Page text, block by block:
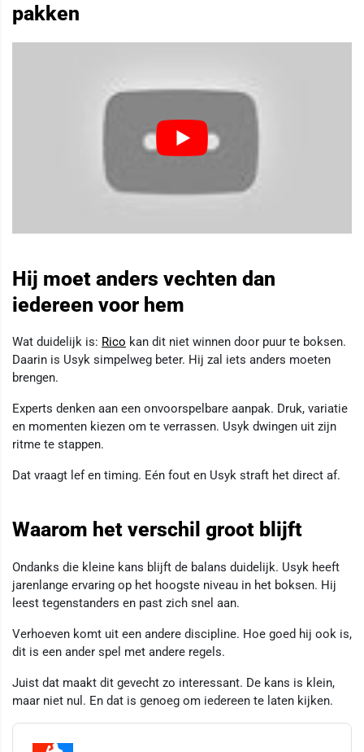
pakken
Hij moet anders vechten dan
iedereen voor hem
Wat duidelijk is: Rico kan dit niet winnen door puur te boksen.
Daarin is Usyk simpelweg beter. Hij zal iets anders moeten
brengen.
Experts denken aan een onvoorspelbare aanpak. Druk, variatie
en momenten kiezen om te verrassen. Usyk dwingen uit zijn
ritme te stappen.
Dat vraagt lef en timing. Eén fout en Usyk straft het direct af.
Waarom het verschil groot blijft
Ondanks die kleine kans blijft de balans duidelijk. Usyk heeft
jarenlange ervaring op het hoogste niveau in het boksen. Hij
leest tegenstanders en past zich snel aan.
Verhoeven komt uit een andere discipline. Hoe goed hij ook is,
dit is een ander spel met andere regels.
Juist dat maakt dit gevecht zo interessant. De kans is klein,
maar niet nul. En dat is genoeg om iedereen te laten kijken.